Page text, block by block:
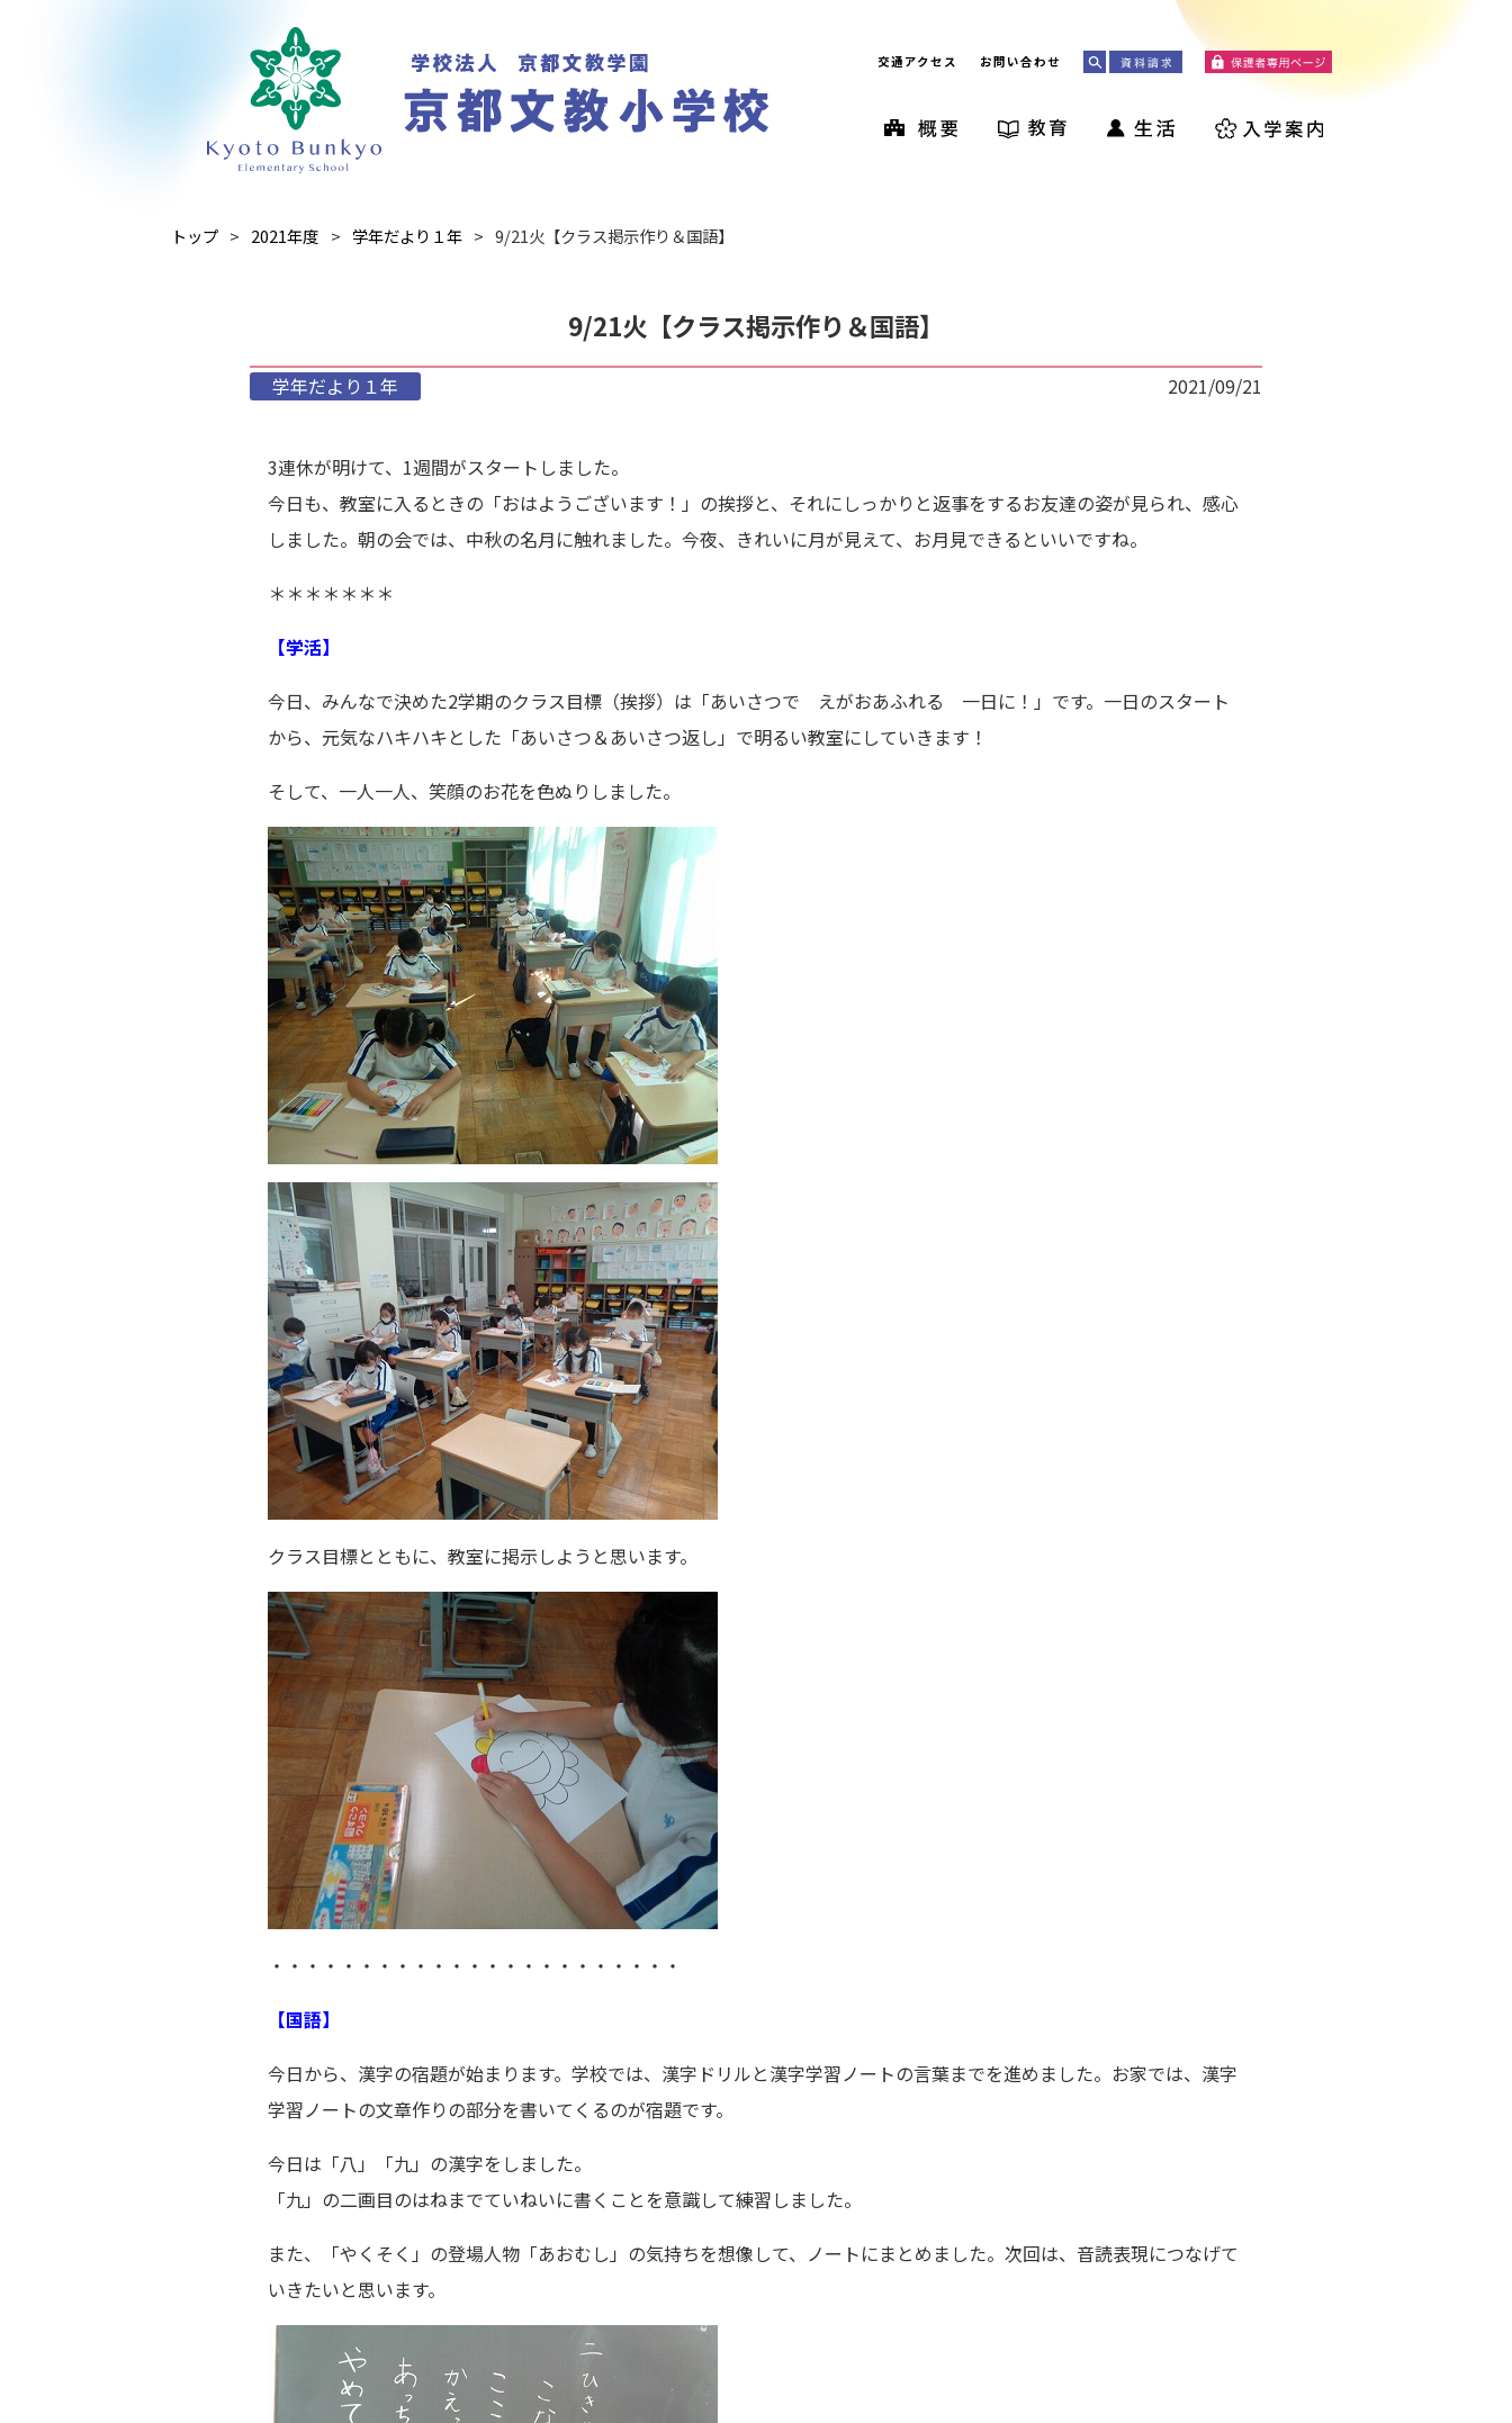
交通アクセス お問い合わせ
トップ 2021年度 学年だより１年 9/21火【クラス掲示作り＆国語】
9/21火【クラス掲示作り＆国語】
学年だより１年 2021/09/21
3連休が明けて、1週間がスタートしました。
今日も、教室に入るときの「おはようございます！」の挨拶と、それにしっかりと返事をするお友達の姿が見られ、感心
しました。朝の会では、中秋の名月に触れました。今夜、きれいに月が見えて、お月見できるといいですね。
＊＊＊＊＊＊＊
【学活】
今日、みんなで決めた2学期のクラス目標（挨拶）は「あいさつで えがおあふれる 一日に！」です。一日のスタート
から、元気なハキハキとした「あいさつ＆あいさつ返し」で明るい教室にしていきます！
そして、一人一人、笑顔のお花を色ぬりしました。
クラス目標とともに、教室に掲示しようと思います。
・・・・・・・・・・・・・・・・・・・・・・・
【国語】
今日から、漢字の宿題が始まります。学校では、漢字ドリルと漢字学習ノートの言葉までを進めました。お家では、漢字
学習ノートの文章作りの部分を書いてくるのが宿題です。
今日は「八」「九」の漢字をしました。
「九」の二画目のはねまでていねいに書くことを意識して練習しました。
また、「やくそく」の登場人物「あおむし」の気持ちを想像して、ノートにまとめました。次回は、音読表現につなげて
いきたいと思います。